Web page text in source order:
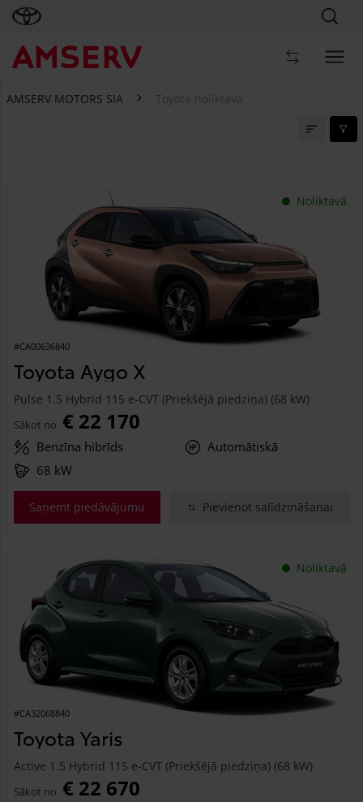
AMSERV MOTORS SIA Toyota noliktava
Noliktavā
#CA00636840
Toyota Aygo X
Pulse 1.5 Hybrid 115 e-CVT (Priekšējā piedziņa) (68 kW)
Sākot no € 22 170
Benzīna hibrīds
Automātiskā
68 kW
Saņemt piedāvājumu Pievienot salīdzināšanai
Noliktavā
#CA32068840
Toyota Yaris
Active 1.5 Hybrid 115 e-CVT (Priekšējā piedziņa) (68 kW)
Sākot no € 22 670